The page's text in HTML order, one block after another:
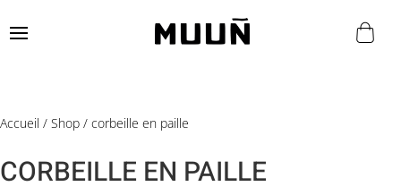
Accueil / Shop / corbeille en paille
CORBEILLE EN PAILLE